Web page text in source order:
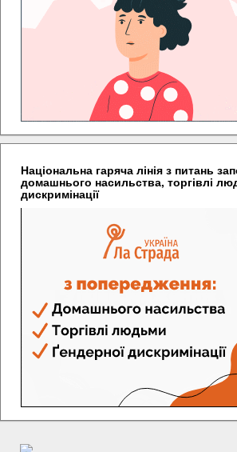
Національна гаряча лінія з питань
домашнього насильства, торгівлі
дискримінації